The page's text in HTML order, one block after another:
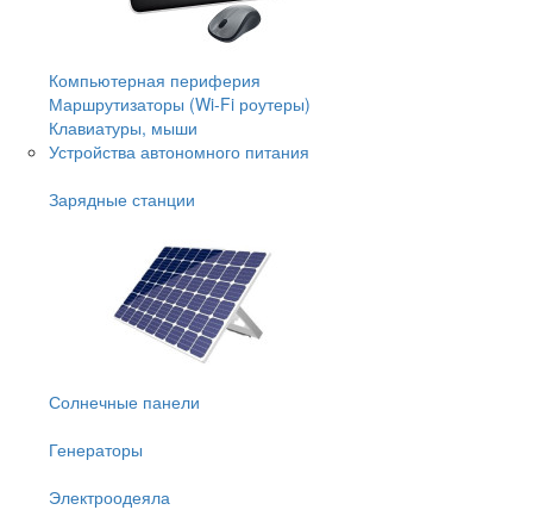
Компьютерная периферия
Маршрутизаторы (Wi-Fi роутеры)
Клавиатуры, мыши
Устройства автономного питания
Зарядные станции
Солнечные панели
Генераторы
Электроодеяла